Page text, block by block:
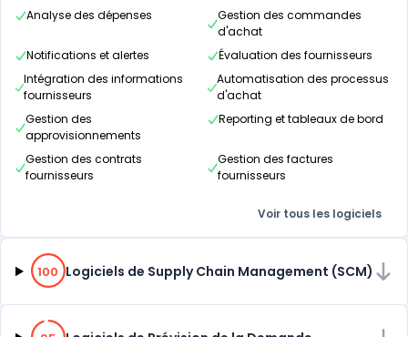
Analyse des dépenses
Gestion des commandes
d'achat
Notifications et alertes
Évaluation des fournisseurs
Intégration des informations
fournisseurs
Automatisation des processus
d'achat
Gestion des
approvisionnements
Reporting et tableaux de bord
Gestion des contrats
fournisseurs
Gestion des factures
fournisseurs
Voir tous les logiciels
100% de compatibilité
100 Logiciels de Supply Chain Management (SCM)
95% de compatibilité